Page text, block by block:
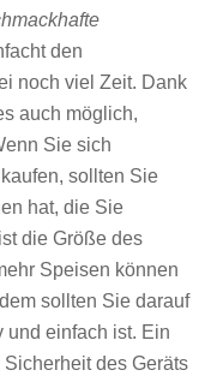
den
noch viel Zeit. Dank
auch möglich,
Sie sich
sollten Sie
hat, die Sie
die Größe des
Speisen können
sollten Sie darauf
und einfach ist. Ein
des Geräts